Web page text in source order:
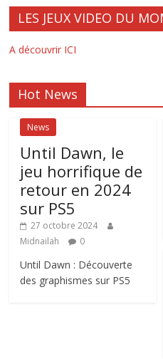
LES JEUX VIDEO DU
A découvrir ICI
Hot News
News
Until Dawn, le
jeu horrifique de
retour en 2024
sur PS5
27 octobre 2024
Midnailah
0
Until Dawn : Découverte
des graphismes sur PS5